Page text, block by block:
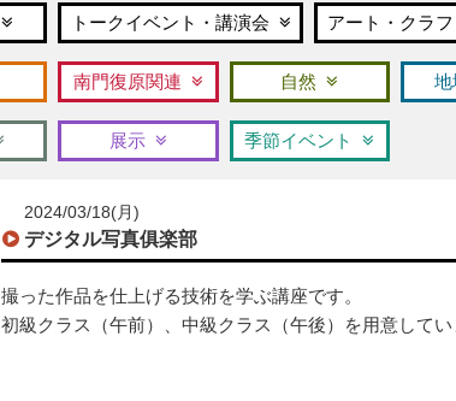
トークイベント・講演会 アート・クラフ
南門復原関連 自然 地
展示 季節イベント
2024/03/18(月)
デジタル写真俱楽部
撮った作品を仕上げる技術を学ぶ講座です。
初級クラス（午前）、中級クラス（午後）を用意してい